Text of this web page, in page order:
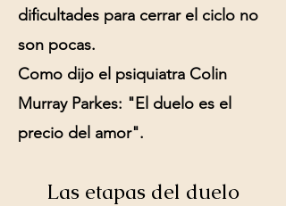
dificultades para cerrar el ciclo no
son pocas.
Como dijo el psiquiatra Colin
Murray Parkes: "El duelo es el
precio del amor".
Las etapas del duelo